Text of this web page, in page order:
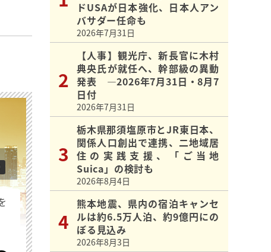
ドUSAが日本強化、日本人アン
バサダー任命も
2026年7月31日
【人事】観光庁、新長官に木村
典央氏が就任へ、幹部級の異動
発表 ―2026年7月31日・8月7
日付
2026年7月31日
栃木県那須塩原市とJR東日本、
関係人口創出で連携、二地域居
住の実践支援、「ご当地
Suica」の検討も
2026年8月4日
熊本地震、県内の宿泊キャンセ
ルは約6.5万人泊、約9億円にの
ぼる見込み
2026年8月3日